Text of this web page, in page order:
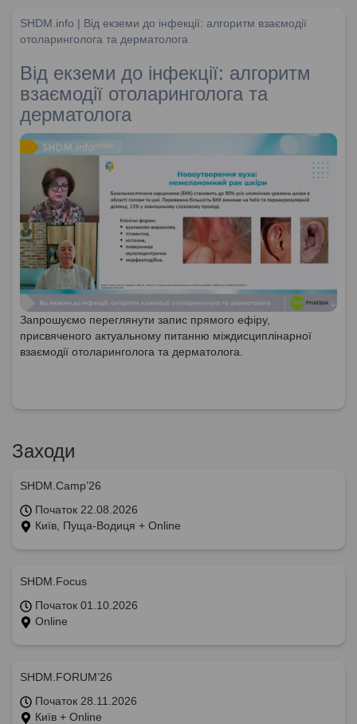
SHDM.info | Від екземи до інфекції: алгоритм взаємодії
отоларинголога та дерматолога
Від екземи до інфекції: алгоритм
взаємодії отоларинголога та
дерматолога
Запрошуємо переглянути запис прямого ефіру,
присвяченого актуальному питанню міждисциплінарної
взаємодії отоларинголога та дерматолога.
Заходи
SHDM.Camp’26
Початок 22.08.2026
Київ, Пуща-Водиця + Online
SHDM.Focus
Початок 01.10.2026
Online
SHDM.FORUM’26
Початок 28.11.2026
Київ + Online